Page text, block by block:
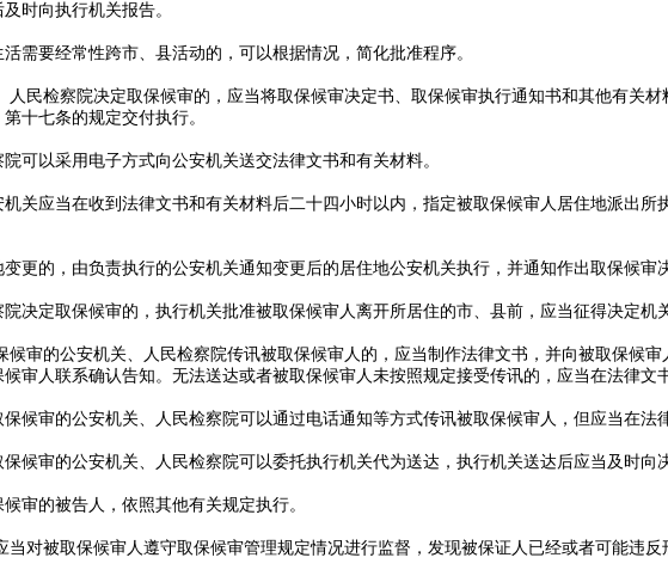
时向执行机关报告。
需要经常性跨市、县活动的，可以根据情况，简化批准程序。
人民检察院决定取保候审的，应当将取保候审决定书、取保候审执行通知书和其他有关
十七条的规定交付执行。
可以采用电子方式向公安机关送交法律文书和有关材料。
关应当在收到法律文书和有关材料后二十四小时以内，指定被取保候审人居住地派出
更的，由负责执行的公安机关通知变更后的居住地公安机关执行，并通知作出取保候审
决定取保候审的，执行机关批准被取保候审人离开所居住的市、县前，应当征得决定机
候审的公安机关、人民检察院传讯被取保候审人的，应当制作法律文书，并向被取保候
审人联系确认告知。无法送达或者被取保候审人未按照规定接受传讯的，应当在法律文
候审的公安机关、人民检察院可以通过电话通知等方式传讯被取保候审人，但应当在法
候审的公安机关、人民检察院可以委托执行机关代为送达，执行机关送达后应当及时向
审的被告人，依照其他有关规定执行。
当对被取保候审人遵守取保候审管理规定情况进行监督，发现被保证人已经或者可能违